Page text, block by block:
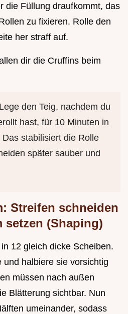
die Füllung draufkommt, das
zu fixieren. Rolle den
her straff auf.
dir die Cruffins beim
Lege den Teig, nachdem du
hast, für 10 Minuten in
stabilisiert die Rolle
später sauber und
Streifen schneiden
setzen (Shaping)
12 gleich dicke Scheiben.
und halbiere sie vorsichtig
müssen nach außen
Blätterung sichtbar. Nun
umeinander, sodass